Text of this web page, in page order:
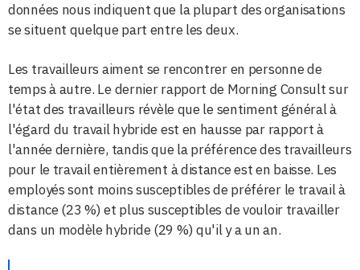
données nous indiquent que la plupart des organisations
se situent quelque part entre les deux.
Les travailleurs aiment se rencontrer en personne de
temps à autre. Le dernier rapport de Morning Consult sur
l'état des travailleurs révèle que le sentiment général à
l'égard du travail hybride est en hausse par rapport à
l'année dernière, tandis que la préférence des travailleurs
pour le travail entièrement à distance est en baisse. Les
employés sont moins susceptibles de préférer le travail à
distance (23 %) et plus susceptibles de vouloir travailler
dans un modèle hybride (29 %) qu'il y a un an.